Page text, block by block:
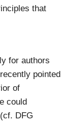
that
for authors
pointed
of
could
DFG